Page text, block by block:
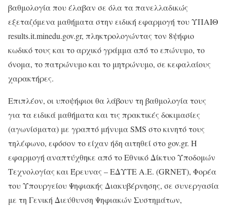
βαθμολογία που έλαβαν σε όλα τα πανελλαδικώς
εξεταζόμενα μαθήματα στην ειδική εφαρμογή του ΥΠΑΙΘ
results.it.minedu.gov.gr, πληκτρολογώντας τον 8ψήφιο
κωδικό τους και το αρχικό γράμμα από το επώνυμο, το
όνομα, το πατρώνυμο και το μητρώνυμο, σε κεφαλαίους
χαρακτήρες.
Επιπλέον, οι υποψήφιοι θα λάβουν τη βαθμολογία τους
για τα ειδικά μαθήματα και τις πρακτικές δοκιμασίες
(αγωνίσματα) με γραπτό μήνυμα SMS στο κινητό τους
τηλέφωνο, εφόσον το είχαν ήδη αιτηθεί στο gov.gr. Η
εφαρμογή αναπτύχθηκε από το Εθνικό Δίκτυο Υποδομών
Τεχνολογίας και Έρευνας – ΕΔΥΤΕ Α.Ε. (GRNET), Φορέα
του Υπουργείου Ψηφιακής Διακυβέρνησης, σε συνεργασία
με τη Γενική Διεύθυνση Ψηφιακών Συστημάτων,